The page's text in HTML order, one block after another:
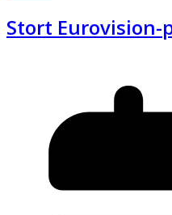
Stort Eurovision-